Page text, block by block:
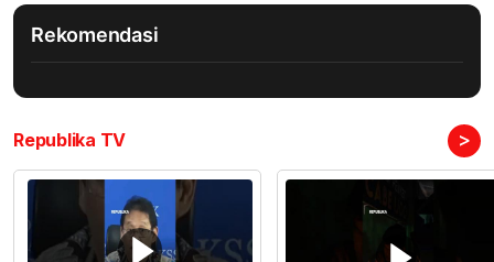
Rekomendasi
Republika TV >